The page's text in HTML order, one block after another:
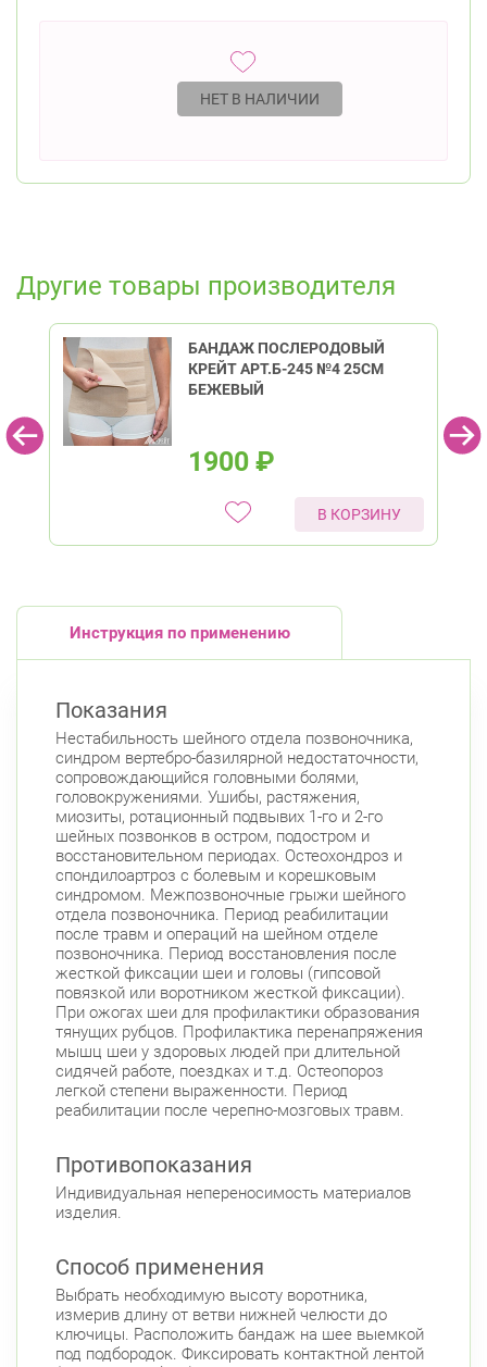
НЕТ В НАЛИЧИИ
Другие товары производителя
БАНДАЖ ПОСЛЕРОДОВЫЙ
КРЕЙТ АРТ.Б-245 №4 25СМ
БЕЖЕВЫЙ
1900 ₽
В КОРЗИНУ
Инструкция по применению
Показания
Нестабильность шейного отдела позвоночника,
синдром вертебро-базилярной недостаточности,
сопровождающийся головными болями,
головокружениями. Ушибы, растяжения,
миозиты, ротационный подвывих 1-го и 2-го
шейных позвонков в остром, подостром и
восстановительном периодах. Остеохондроз и
спондилоартроз с болевым и корешковым
синдромом. Межпозвоночные грыжи шейного
отдела позвоночника. Период реабилитации
после травм и операций на шейном отделе
позвоночника. Период восстановления после
жесткой фиксации шеи и головы (гипсовой
повязкой или воротником жесткой фиксации).
При ожогах шеи для профилактики образования
тянущих рубцов. Профилактика перенапряжения
мышц шеи у здоровых людей при длительной
сидячей работе, поездках и т.д. Остеопороз
легкой степени выраженности. Период
реабилитации после черепно-мозговых травм.
Противопоказания
Индивидуальная непереносимость материалов
изделия.
Способ применения
Выбрать необходимую высоту воротника,
измерив длину от ветви нижней челюсти до
ключицы. Расположить бандаж на шее выемкой
под подбородок. Фиксировать контактной лентой